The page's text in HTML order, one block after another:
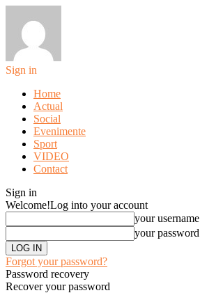
Sign in
Home
Actual
Social
Evenimente
Sport
VIDEO
Contact
Sign in
Welcome!Log into your account
your username
your password
Forgot your password?
Password recovery
Recover your password